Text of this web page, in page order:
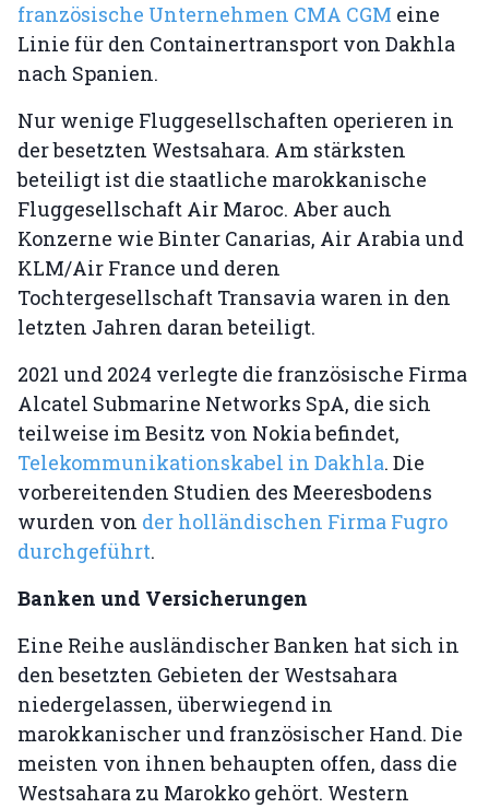
französische Unternehmen CMA CGM eine
Linie für den Containertransport von Dakhla
nach Spanien.
Nur wenige Fluggesellschaften operieren in
der besetzten Westsahara. Am stärksten
beteiligt ist die staatliche marokkanische
Fluggesellschaft Air Maroc. Aber auch
Konzerne wie Binter Canarias, Air Arabia und
KLM/Air France und deren
Tochtergesellschaft Transavia waren in den
letzten Jahren daran beteiligt.
2021 und 2024 verlegte die französische Firma
Alcatel Submarine Networks SpA, die sich
teilweise im Besitz von Nokia befindet,
Telekommunikationskabel in Dakhla. Die
vorbereitenden Studien des Meeresbodens
wurden von der holländischen Firma Fugro
durchgeführt.
Banken und Versicherungen
Eine Reihe ausländischer Banken hat sich in
den besetzten Gebieten der Westsahara
niedergelassen, überwiegend in
marokkanischer und französischer Hand. Die
meisten von ihnen behaupten offen, dass die
Westsahara zu Marokko gehört. Western